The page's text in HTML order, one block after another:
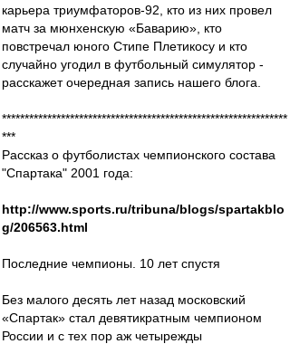
карьера триумфаторов-92, кто из них провел
матч за мюнхенскую «Баварию», кто
повстречал юного Стипе Плетикосу и кто
случайно угодил в футбольный симулятор -
расскажет очередная запись нашего блога.
***************************************************************
***
Рассказ о футболистах чемпионского состава
"Спартака" 2001 года:
http://www.sports.ru/tribuna/blogs/spartakblo
g/206563.html
Последние чемпионы. 10 лет спустя
Без малого десять лет назад московский
«Спартак» стал девятикратным чемпионом
России и с тех пор аж четырежды